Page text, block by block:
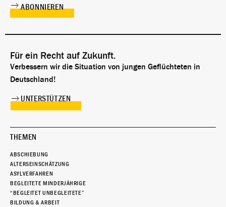
Für ein Recht auf Zukunft.
Verbessern wir die Situation von jungen Geflüchteten in
Deutschland!
UNTERSTÜTZEN
THEMEN
ABSCHIEBUNG
ALTERSEINSCHÄTZUNG
ASYLVERFAHREN
BEGLEITETE MINDERJÄHRIGE
“BEGLEITET UNBEGLEITETE”
BILDUNG & ARBEIT